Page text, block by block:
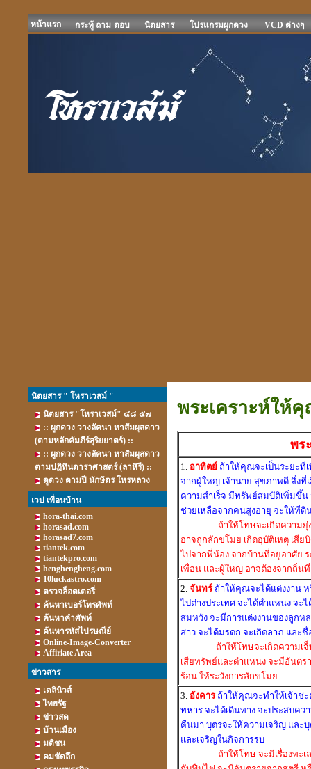
หน้าแรก กระทู้ ถาม-ตอบ นิตยสาร โปรแกรมผูกดวง VCD ต่างๆ
นิตยสาร " โหราเวสม์ "
นิตยสาร "โหราเวสม์" ๔๘-๕๗
:: ผูกดวง วางลัคนา หาสัมผุสดาว
(ตามหลักคัมภีร์สุริยยาตร์) ::
:: ผูกดวง วางลัคนา หาสัมผุสดาว
ตามปฏิทินดาราศาสตร์ (ลาหิรี) ::
ดูดวง ตามปี นักษัตร โหรหลวง
เวป เพื่อนบ้าน
hora-thai.com
horasad.com
horasad7.com
tiantek.com
tiantekpro.com
henghengheng.com
10luckastro.com
ตรวจล็อตเตอรี่
ค้นหาเบอร์โทรศัพท์
ค้นหาคำศัพท์
ค้นหารหัสไปรษณีย์
Online-Image-Converter
Affiriate Area
ข่าวสาร
เดลินิวส์
ไทยรัฐ
ข่าวสด
บ้านเมือง
มติชน
คมชัดลึก
พระเคราะห์ให้
พร
1. อาทิตย์ ถ้าให้คุณจะเป็นระยะที่
จากผู้ใหญ่ เจ้านาย สุขภาพดี สิ่งที่
ความสำเร็จ มีทรัพย์สมบัติเพิ่มขึ้น
ช่วยเหลือจากคนสูงอายุ จะให้ที่ดิ
ถ้าให้โทษจะเกิดความ
อาจถูกลักขโมย เกิดอุบัติเหตุ เสีย
ไปจากพี่น้อง จากบ้านที่อยู่อาศัย ร
เพื่อน และผู้ใหญ่ อาจต้องจากถิ่น
2. จันทร์ ถ้าให้คุณจะได้แต่งงาน
ไปต่างประเทศ จะได้ตำแหน่ง จ
สมหวัง จะมีการแต่งงานของลูกห
สาว จะได้มรดก จะเกิดลาภ และ
ถ้าให้โทษจะเกิดความ
เสียทรัพย์และตำแหน่ง จะมีอันตร
ร้อน ให้ระวังการลักขโมย
3. อังคาร ถ้าให้คุณจะทำให้เจ้าช
ทหาร จะได้เดินทาง จะประสบค
คืนมา บุตรจะให้ความเจริญ และ
และเจริญในกิจการรบ
ถ้าให้โทษ จะมีเรื่องทะ